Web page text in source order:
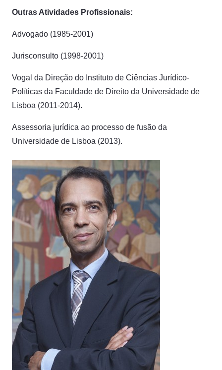
Outras Atividades Profissionais:
Advogado (1985-2001)
Jurisconsulto (1998-2001)
Vogal da Direção do Instituto de Ciências Jurídico-
Políticas da Faculdade de Direito da Universidade de
Lisboa (2011-2014).
Assessoria jurídica ao processo de fusão da
Universidade de Lisboa (2013).